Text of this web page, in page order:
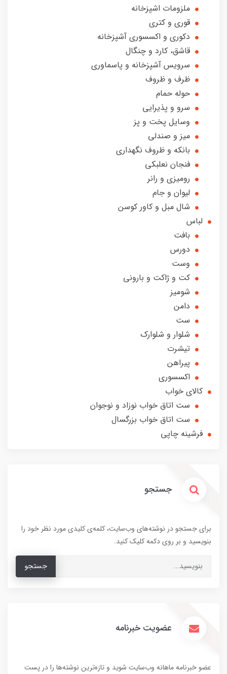
ملزومات اشپزخانه
قوری و کتری
دکوری و‌ اکسسوری آشپزخانه
قاشق، کارد و چنگال
سرویس آشپزخانه و پاسماوری
ظرف و ظروف
حوله حمام
سرو و پذیرایی
وسایل پخت و پز
میز‌ و صندلی
بانکه و‌ ظروف نگهداری
فنجان نعلبکی
رومیزی و رانر
لیوان و جام
شال مبل و کاور کوسن
لباس
بافت
دورس
وست
کت و ژاکت و بارونی
شومیز
دامن
ست
شلوار و شلوارک
تیشرت
پیراهن
اکسسوری
کالای خواب
ست اتاق خواب نوزاد و نوجوان
ست اتاق خواب بزرگسال
فرشینه چاپی
جستجو
برای جستجو در نوشته‌های وب‌سایت، کلمه‌ی کلیدی مورد نظر خود را
بنویسید و بر روی دکمه کلیک کنید.
جستجو
عضویت خبرنامه
عضو خبرنامه ماهانه وب‌سایت شوید و تازه‌ترین نوشته‌ها را در پست